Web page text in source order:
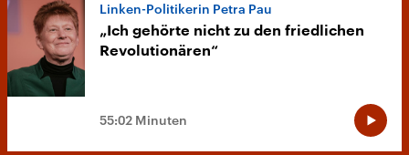
Linken-Politikerin Petra Pau
„Ich gehörte nicht zu den friedlichen
Revolutionären“
55:02 Minuten